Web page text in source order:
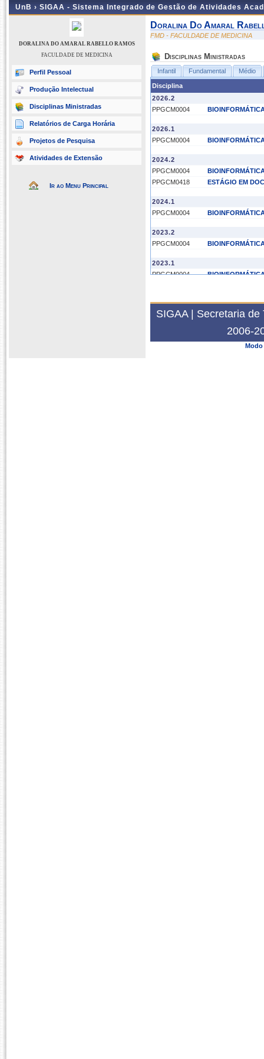
UnB › SIGAA - Sistema Integrado de Gestão de Atividades
DORALINA DO AMARAL RABELLO RAMOS
FACULDADE DE MEDICINA
Perfil Pessoal
Produção Intelectual
Disciplinas Ministradas
Relatórios de Carga Horária
Projetos de Pesquisa
Atividades de Extensão
Ir ao Menu Principal
Doralina Do Amaral
FMD - FACULDADE DE MEDICINA
Disciplinas Ministradas
Infantil Fundamental Médio
Disciplina
2026.2
PPGCM0004
2026.1
PPGCM0004
2024.2
PPGCM0004
PPGCM0418
ESTÁGIO EM
2024.1
PPGCM0004
2023.2
PPGCM0004
2023.1
PPGCM0004
PPGPM2823
SEMINÁRIOS EM
TREINAMENTO
SIGAA | Secretaria
2006-
Modo